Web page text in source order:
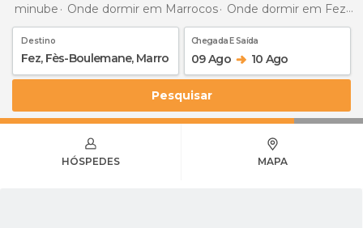
minube Onde dormir em Marrocos Onde dormir em Fez-Boulemane
Destino Chegada E Saída
09 Ago 10 Ago
Pesquisar
HÓSPEDES MAPA